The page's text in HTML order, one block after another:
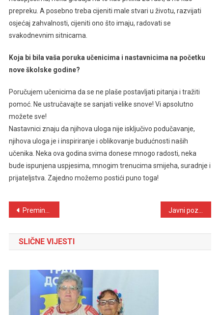
prepreku. A posebno treba cijeniti male stvari u životu, razvijati
osjećaj zahvalnosti, cijeniti ono što imaju, radovati se
svakodnevnim sitnicama.
Koja bi bila vaša poruka učenicima i nastavnicima na početku
nove školske godine?
Poručujem učenicima da se ne plaše postavljati pitanja i tražiti
pomoć. Ne ustručavajte se sanjati velike snove! Vi apsolutno
možete sve!
Nastavnici znaju da njihova uloga nije isključivo podučavanje,
njihova uloga je i inspiriranje i oblikovanje budućnosti naših
učenika. Neka ova godina svima donese mnogo radosti, neka
bude ispunjena uspjesima, mnogim trenucima smijeha, suradnje i
prijateljstva. Zajedno možemo postići puno toga!
Navigacija
objava
Preminula Kata Erceg
SLIČNE VIJESTI